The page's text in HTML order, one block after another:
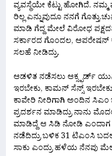
ವ್ಯವಸ್ಥೆಯೇ ಕೆಟ್ಟು ಹೋಗಿದೆ. ನಮ್ಮ
ರಿಲ್ಲ ಎನ್ನುವುದೂ ನನಗೆ
ಮಾಡಿ ಗೆದ್ದ ಮೇಲೆ ವಿರೋಧ
ಸರ್ಕಾರದ ಗೊಂದಲ, ಆಪರೇಷನ್
ಸಲಹೆ ನೀಡಿದ್ರು.
ಆಡಳಿತ ನಡೆಸಲು ಆಕ್ಸ್ಫರ್ಡ್
ಇರಬೇಕು, ಕಾಮನ್ ಸೆನ್ಸ್ ಇರಬೇಕು
ಕಾವೇರಿ ನೀರಿಗಾಗಿ ಅಂದಿನ
ಪ್ರದರ್ಶನ ಮಾಡಿದ್ರು ನಾನು
ಮಾಡಿದ್ದೆ ಆ ಸಿಡಿ ನೋಡಿ
ನಡೆದಿದ್ರು ಬಳಿಕ 31 ಟಿಎಂಸಿ
ಸಾಕು ಎಂದ್ರು ಹಳೆಯ ನೆನಪು